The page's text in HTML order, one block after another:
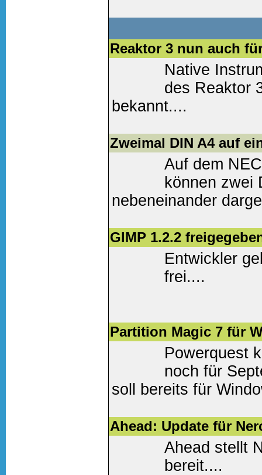
Reaktor 3 nun auch
Native
des Reaktor
bekannt....
Weiter lesen(0
Zweimal DIN A4 auf
Auf dem
können zwei
nebeneinander
Weiter lesen(0
GIMP 1.2.2
Entwickler
frei....
Partition Magic 7 für
Powerquest
noch für
soll bereits für
Weiter lesen(0
Ahead: Update für
Ahead stellt
bereit....